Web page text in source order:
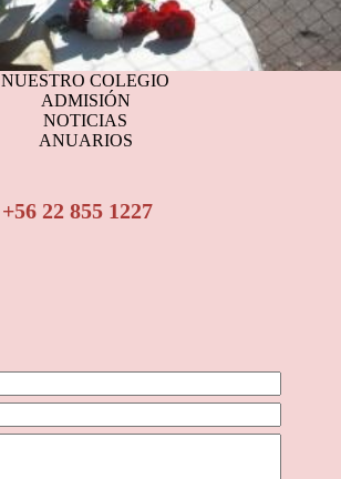
NUESTRO COLEGIO
ADMISIÓN
NOTICIAS
ANUARIOS
+56 22 855 1227